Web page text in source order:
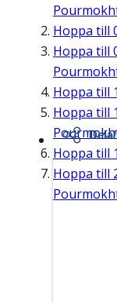
Hoppa till
Hoppa till
Hoppa till
Hoppa till
Hoppa till
Hoppa till